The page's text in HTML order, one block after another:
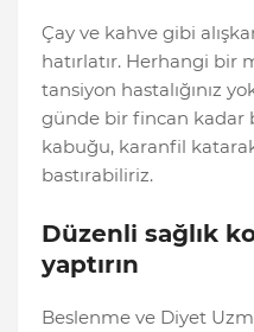
Çay ve kahve gibi
hatırlatır. Herhangi bir
tansiyon hastalığınız
günde bir fincan kadar
kabuğu, karanfil
bastırabiliriz.
Düzenli sağlık
yaptırın
Beslenme ve Diyet